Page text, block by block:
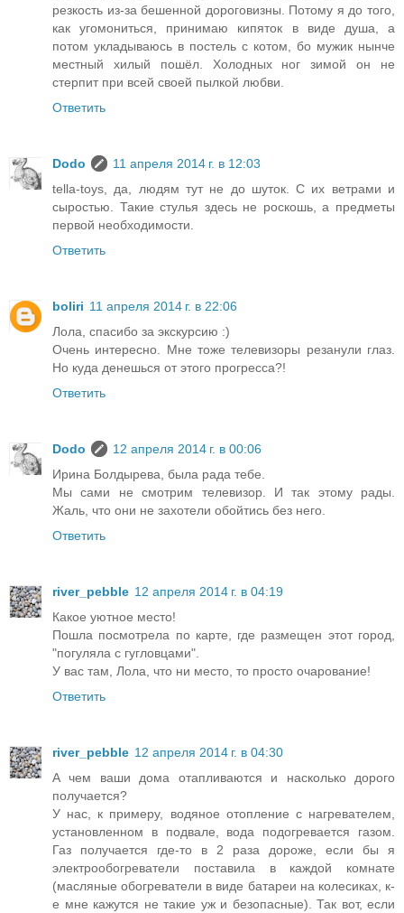
резкость из-за бешенной дороговизны. Потому я до того,
как угомониться, принимаю кипяток в виде душа, а
потом укладываюсь в постель с котом, бо мужик нынче
местный хилый пошёл. Холодных ног зимой он не
стерпит при всей своей пылкой любви.
Ответить
Dodo
11 апреля 2014 г. в 12:03
tella-toys, да, людям тут не до шуток. С их ветрами и
сыростью. Такие стулья здесь не роскошь, а предметы
первой необходимости.
Ответить
boliri 11 апреля 2014 г. в 22:06
Лола, спасибо за экскурсию :)
Очень интересно. Мне тоже телевизоры резанули глаз.
Но куда денешься от этого прогресса?!
Ответить
Dodo
12 апреля 2014 г. в 00:06
Ирина Болдырева, была рада тебе.
Мы сами не смотрим телевизор. И так этому рады.
Жаль, что они не захотели обойтись без него.
Ответить
river_pebble 12 апреля 2014 г. в 04:19
Какое уютное место!
Пошла посмотрела по карте, где размещен этот город,
"погуляла с гугловцами".
У вас там, Лола, что ни место, то просто очарование!
Ответить
river_pebble 12 апреля 2014 г. в 04:30
А чем ваши дома отапливаются и насколько дорого
получается?
У нас, к примеру, водяное отопление с нагревателем,
установленном в подвале, вода подогревается газом.
Газ получается где-то в 2 раза дороже, если бы я
электрообогреватели поставила в каждой комнате
(масляные обогреватели в виде батареи на колесиках, к-
е мне кажутся не такие уж и безопасные). Так вот, если